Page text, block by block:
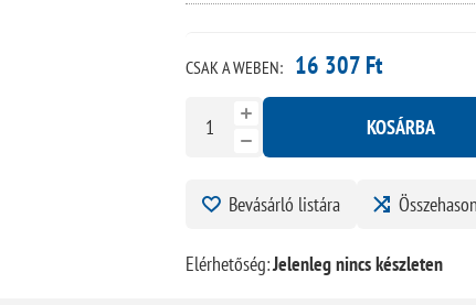
CSAK A WEBEN: 16 307 Ft
KOSÁRBA
Bevásárló listára
Elérhetőség:Jelenleg nincs készleten